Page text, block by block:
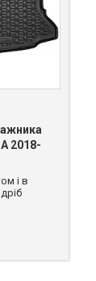
2018-
і в